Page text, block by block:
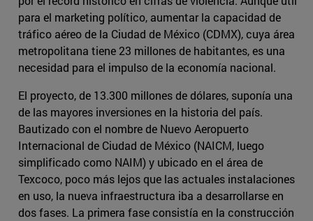
para el marketing político, aumentar la capacidad de
tráfico aéreo de la Ciudad de México (CDMX), cuya área
metropolitana tiene 23 millones de habitantes, es una
necesidad para el impulso de la economía nacional.
El proyecto, de 13.300 millones de dólares, suponía una
de las mayores inversiones en la historia del país.
Bautizado con el nombre de Nuevo Aeropuerto
Internacional de Ciudad de México (NAICM, luego
simplificado como NAIM) y ubicado en el área de
Texcoco, poco más lejos que las actuales instalaciones
en uso, la nueva infraestructura iba a desarrollarse en
dos fases. La primera fase consistía en la construcción